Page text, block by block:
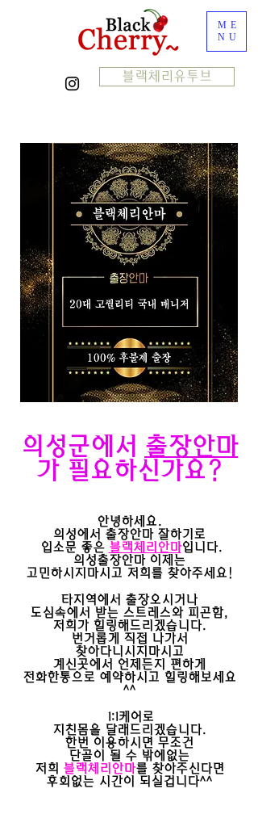
ME
NU
블랙체리유투브
의성군에서 출장안마
가 필요하신가요?
안녕하세요.
의성에서 출장안마 잘하기로
입소문 좋은 블랙체리안마입니다.
의성출장안마 이제는
고민하시지마시고 저희를 찾아주세요!
타지역에서 출장오시거나
도심속에서 받는 스트레스와 피곤함,
​저희가 힐링해드리겠습니다.
​번거롭게 직접 나가서
찾아다니시지마시고
계신곳에서 언제든지 편하게
전화한통으로 예약하시고 힐링해보세요
^^
1:1케어로
지친몸을 달래드리겠습니다.
한번 이용하시면 무조건
단골이 될 수 밖에없는
저희 블랙체리안마를 찾아주신다면
​후회없는 시간이 되실겁니다^^